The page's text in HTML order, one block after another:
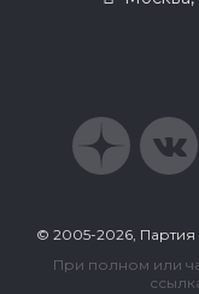
© 2005-2026,
При полном или